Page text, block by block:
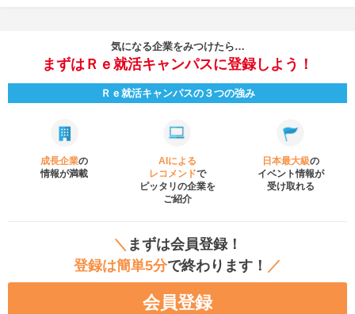
気になる企業をみつけたら…
まずはＲｅ就活キャンパスに登録しよう！
Ｒｅ就活キャンパスの３つの強み
成長企業の
情報が満載
AIによる
レコメンドで
ピッタリの企業を
ご紹介
日本最大級の
イベント情報が
受け取れる
＼ まずは会員登録！
登録は簡単5分で終わります！ ／
会員登録